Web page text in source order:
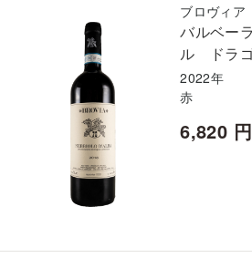
ブロヴィア
バルベ
ル ドラ
2022年
赤
6,820 円